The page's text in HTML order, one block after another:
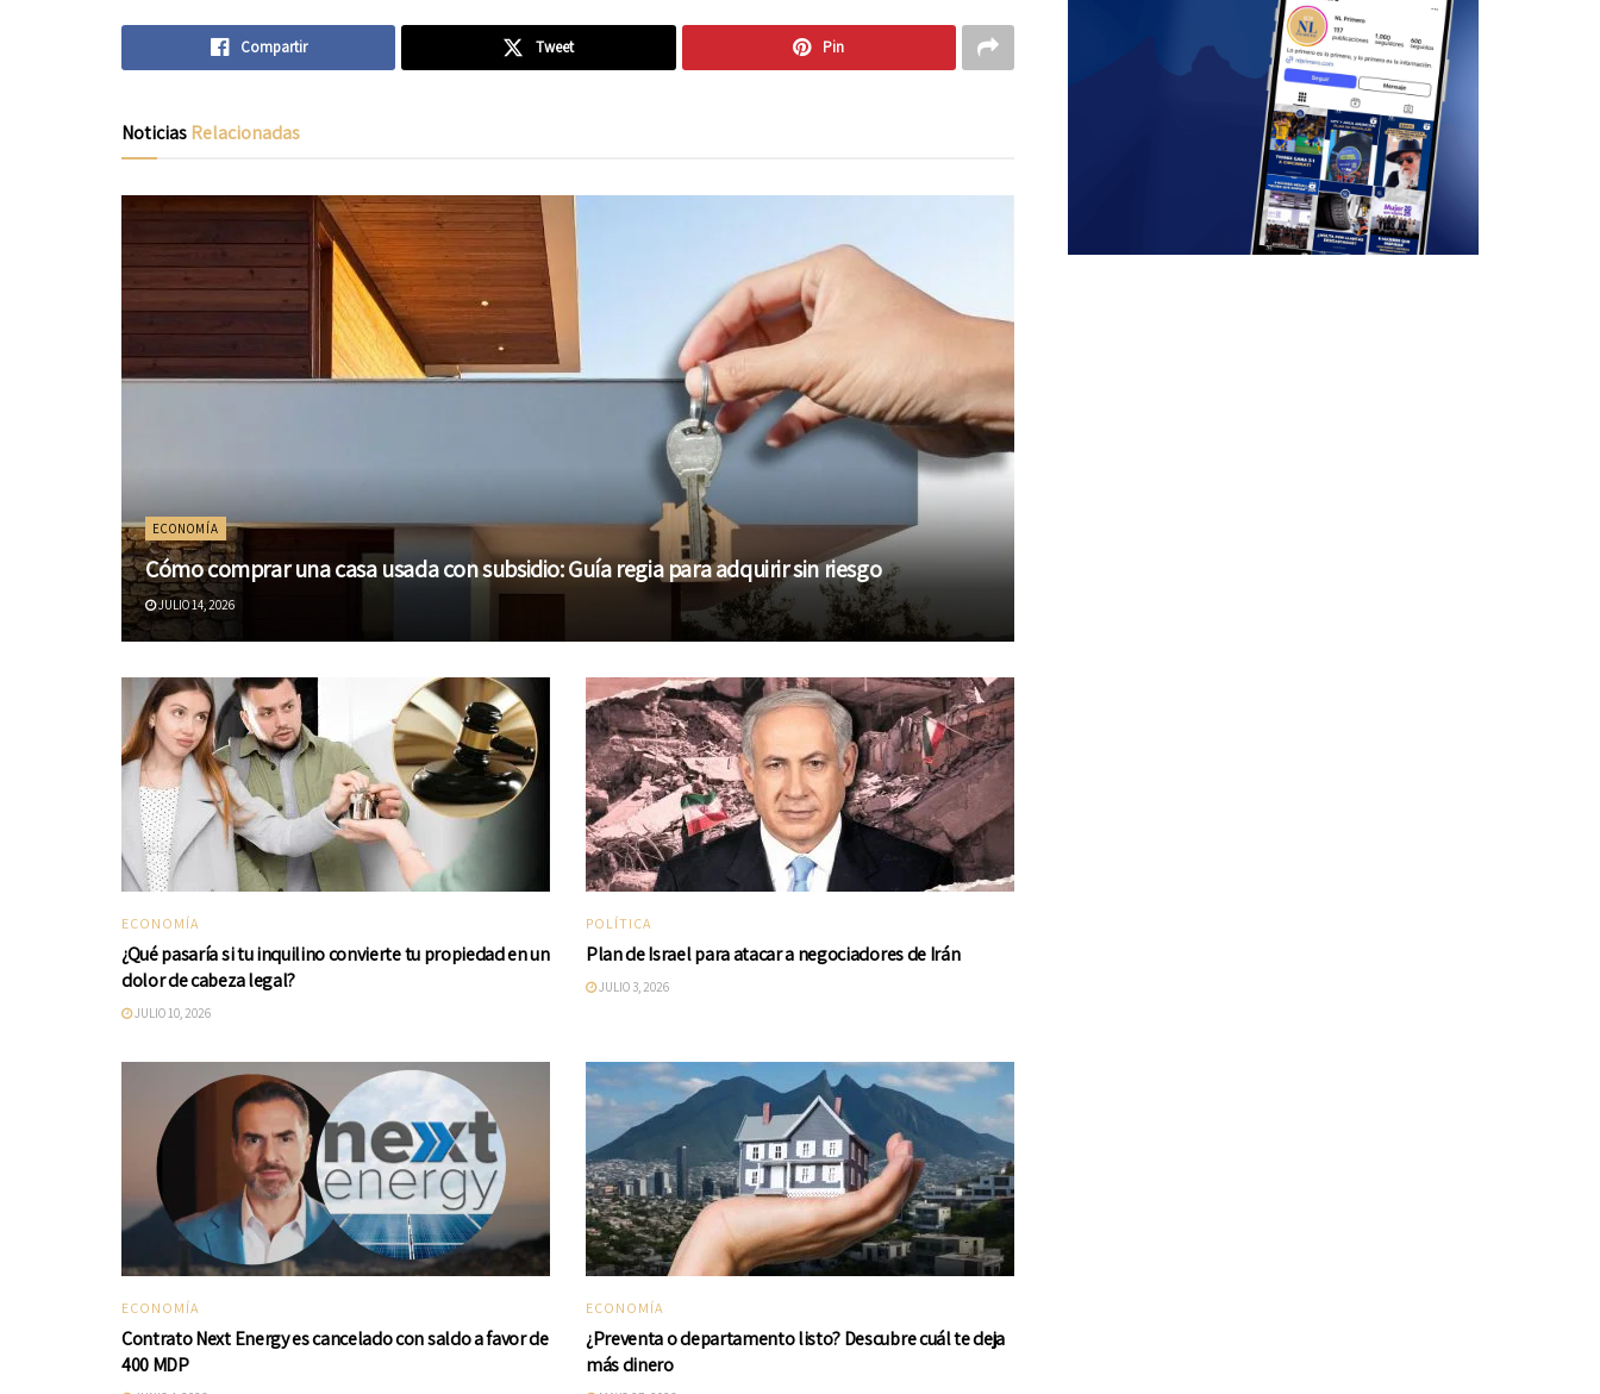
Compartir Tweet Pin
NoticiasRelacionadas
ECONOMÍA
Cómo comprar una casa usada con subsidio: Guía regia para adquirir sin riesgo
JULIO 14, 2026
ECONOMÍA
¿Qué pasaría si tu inquilino convierte tu propiedad en un
dolor de cabeza legal?
JULIO 10, 2026
POLÍTICA
Plan de Israel para atacar a negociadores de Irán
JULIO 3, 2026
ECONOMÍA
Contrato Next Energy es cancelado con saldo a favor de
400 MDP
ECONOMÍA
¿Preventa o departamento listo? Descubre cuál te deja
más dinero